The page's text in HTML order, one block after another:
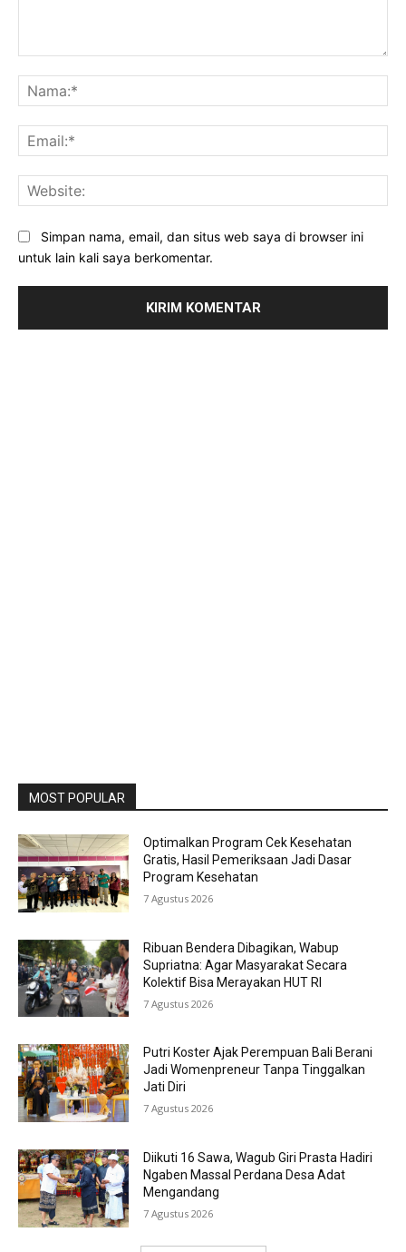
Simpan nama, email, dan situs web saya di browser ini
untuk lain kali saya berkomentar.
MOST POPULAR
Optimalkan Program Cek Kesehatan
Gratis, Hasil Pemeriksaan Jadi Dasar
Program Kesehatan
7 Agustus 2026
Ribuan Bendera Dibagikan, Wabup
Supriatna: Agar Masyarakat Secara
Kolektif Bisa Merayakan HUT RI
7 Agustus 2026
Putri Koster Ajak Perempuan Bali Berani
Jadi Womenpreneur Tanpa Tinggalkan
Jati Diri
7 Agustus 2026
Diikuti 16 Sawa, Wagub Giri Prasta Hadiri
Ngaben Massal Perdana Desa Adat
Mengandang
7 Agustus 2026